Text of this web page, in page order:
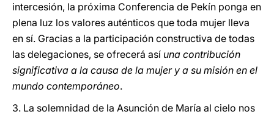
intercesión, la próxima Conferencia de Pekín ponga en
plena luz los valores auténticos que toda mujer lleva
en sí. Gracias a la participación constructiva de todas
las delegaciones, se ofrecerá así una contribución
significativa a la causa de la mujer y a su misión en el
mundo contemporáneo.
3. La solemnidad de la Asunción de María al cielo nos